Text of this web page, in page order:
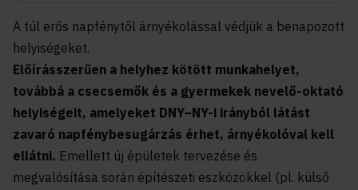
A túl erős napfénytől árnyékolással védjük a benapozott
helyiségeket.
Előírásszerűen a helyhez kötött munkahelyet,
továbbá a csecsemők és a gyermekek nevelő-oktató
helyiségeit, amelyeket DNY–NY-i irányból látást
zavaró napfénybesugárzás érhet, árnyékolóval kell
ellátni. Emellett új épületek tervezése és
megvalósítása során építészeti eszközökkel (pl. külső